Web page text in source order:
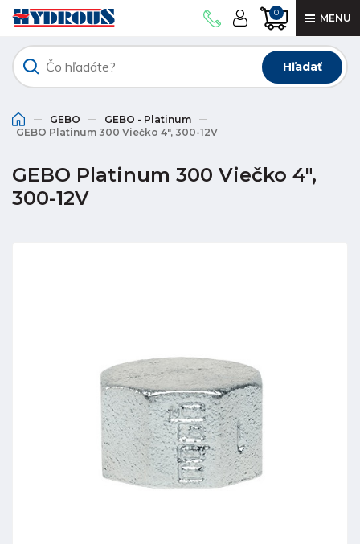
0 MENU
Hľadať
GEBO
GEBO - Platinum
GEBO Platinum 300 Viečko 4", 300-12V
GEBO Platinum 300 Viečko 4",
300-12V